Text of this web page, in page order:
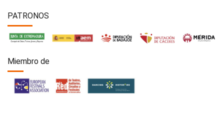
PATRONOS
Miembro de